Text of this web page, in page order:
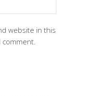
website in this